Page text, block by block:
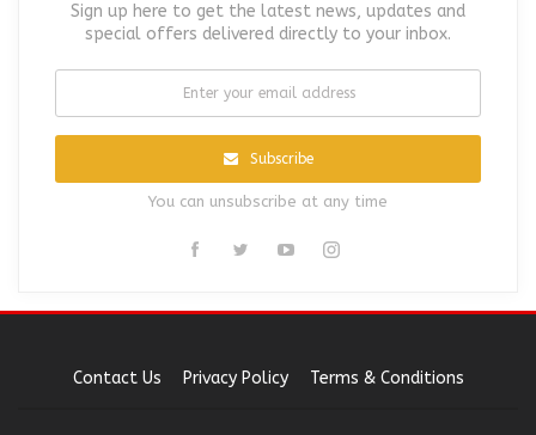
Sign up here to get the latest news, updates and
special offers delivered directly to your inbox.
Subscribe
You can unsubscribe at any time
Contact Us Privacy Policy Terms & Conditions